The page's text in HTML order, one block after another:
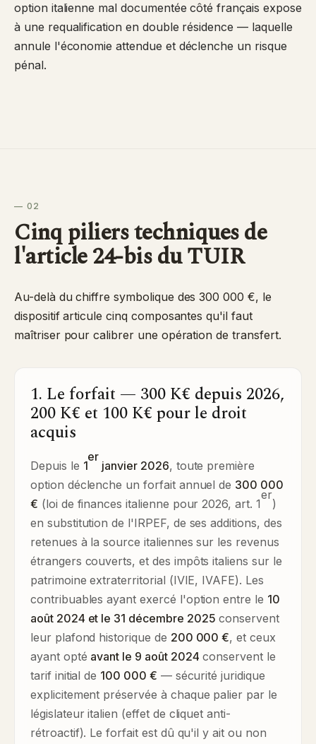
option italienne mal documentée côté français expose
à une requalification en double résidence — laquelle
annule l'économie attendue et déclenche un risque
pénal.
— 02
Cinq piliers techniques de
l'article 24-bis du TUIR
Au-delà du chiffre symbolique des 300 000 €, le
dispositif articule cinq composantes qu'il faut
maîtriser pour calibrer une opération de transfert.
1. Le forfait — 300 K€ depuis 2026,
200 K€ et 100 K€ pour le droit
acquis
Depuis le 1
er
janvier 2026, toute première
option déclenche un forfait annuel de 300 000
€ (loi de finances italienne pour 2026, art. 1
er
)
en substitution de l'IRPEF, de ses additions, des
retenues à la source italiennes sur les revenus
étrangers couverts, et des impôts italiens sur le
patrimoine extraterritorial (IVIE, IVAFE). Les
contribuables ayant exercé l'option entre le 10
août 2024 et le 31 décembre 2025 conservent
leur plafond historique de 200 000 €, et ceux
ayant opté avant le 9 août 2024 conservent le
tarif initial de 100 000 € — sécurité juridique
explicitement préservée à chaque palier par le
législateur italien (effet de cliquet anti-
rétroactif). Le forfait est dû qu'il y ait ou non